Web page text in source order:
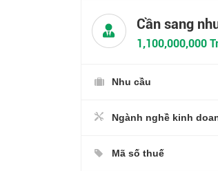
Cần sang
1,100,000,000
Nhu cầu
Ngành nghề kinh
Mã số thuế